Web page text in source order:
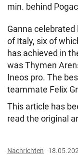
min. behind
Ganna
of Italy, six of
has achieved in
was Thymen
Ineos pro. The
teammate Felix
This article has
read the original
Nachrichten